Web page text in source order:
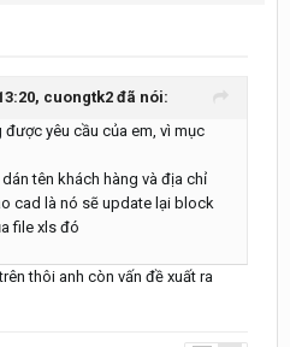
cuongtk2 đã nói:
yêu cầu của em, vì mục
tên khách hàng và địa chỉ
cad là nó sẽ update lại block
file xls đó
thôi anh còn vấn đề xuất ra